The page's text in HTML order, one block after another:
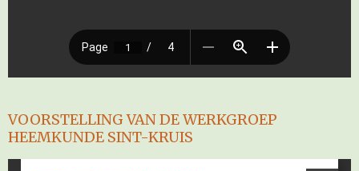
VOORSTELLING VAN DE WERKGROEP
HEEMKUNDE SINT-KRUIS